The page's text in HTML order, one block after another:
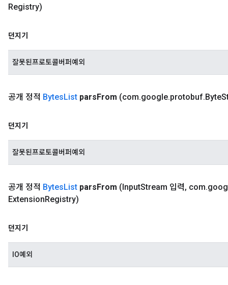
Registry)
던지기
잘못된프로토콜버퍼예외
공개 정적 BytesList parsFrom (com.google.protobuf.Byte
던지기
잘못된프로토콜버퍼예외
공개 정적 BytesList parsFrom (InputStream 입력, com.
ExtensionRegistry)
던지기
IO예외